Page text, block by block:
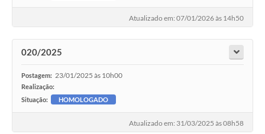
Atualizado em: 07/01/2026 às 14h50
020/2025
Postagem: 23/01/2025 às 10h00
Realização:
Situação:
HOMOLOGADO
Atualizado em: 31/03/2025 às 08h58